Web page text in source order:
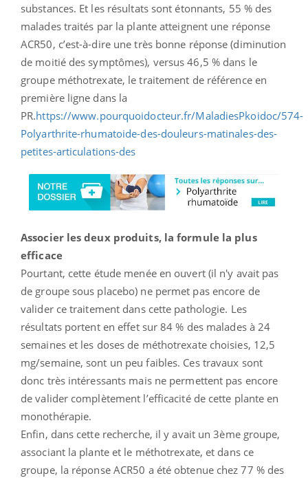
substances. Et les résultats sont étonnants, 55 % des
malades traités par la plante atteignent une réponse
ACR50, c’est-à-dire une très bonne réponse (diminution
de moitié des symptômes), versus 46,5 % dans le
groupe méthotrexate, le traitement de référence en
première ligne dans la
PR.https://www.pourquoidocteur.fr/MaladiesPkoidoc/574-
Polyarthrite-rhumatoide-des-douleurs-matinales-des-
petites-articulations-des
Associer les deux produits, la formule la plus
efficace
Pourtant, cette étude menée en ouvert (il n'y avait pas
de groupe sous placebo) ne permet pas encore de
valider ce traitement dans cette pathologie. Les
résultats portent en effet sur 84 % des malades à 24
semaines et les doses de méthotrexate choisies, 12,5
mg/semaine, sont un peu faibles. Ces travaux sont
donc très intéressants mais ne permettent pas encore
de valider complètement l’efficacité de cette plante en
monothérapie.
Enfin, dans cette recherche, il y avait un 3ème groupe,
associant la plante et le méthotrexate, et dans ce
groupe, la réponse ACR50 a été obtenue chez 77 % des